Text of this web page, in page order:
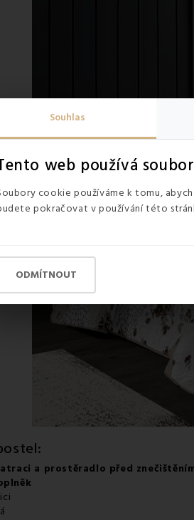
Souhlas
web používá
cookie používáme k tomu,
pokračovat v používání této
ODMÍTNOUT
a prostěradlo před